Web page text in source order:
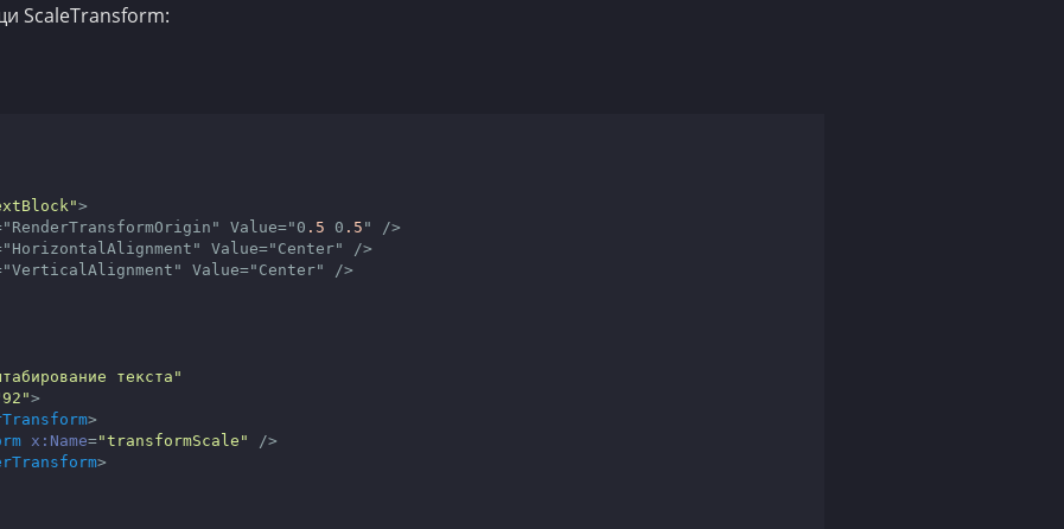
ScaleTransform:
>
RenderTransformOrigin " Value="0 .5 0 .5 " />
HorizontalAlignment " Value=" Center" />
VerticalAlignment " Value=" Center" />
текста"
>
>
x:Name="transformScale"
/>
>